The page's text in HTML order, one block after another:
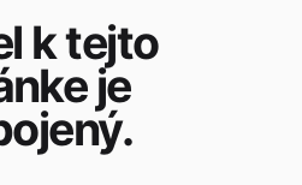
k tejto
je